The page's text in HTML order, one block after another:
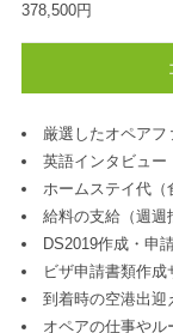
378,500円
厳選したオペアフ
英語インタビュー
ホームステイ代（
給料の支給（週週
DS2019作成・申
ビザ申請書類作成
到着時の空港出迎
オペアの仕事やル